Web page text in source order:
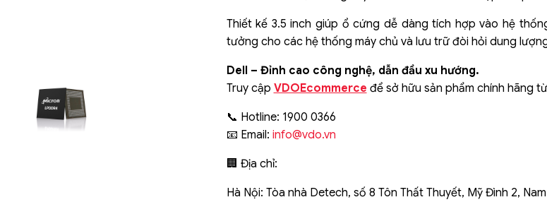
Thiết kế 3.5 inch giúp ổ cứng dễ dàng tích hợp vào hệ
tưởng cho các hệ thống máy chủ và lưu trữ đòi hỏi dung
Dell – Đỉnh cao công nghệ, dẫn đầu xu hướng.
Truy cập VDOEcommerce để sở hữu sản phẩm chính hãng
📞 Hotline: 1900 0366
📧 Email: info@vdo.vn
🏢 Địa chỉ:
Hà Nội: Tòa nhà Detech, số 8 Tôn Thất Thuyết, Mỹ Đình 2,
Liên hệ
SK hynix - DRAM -